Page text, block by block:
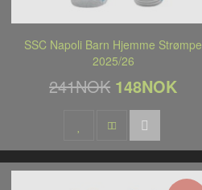
SSC Napoli Barn Hjemme Strømpe
2025/26
241NOK 148NOK